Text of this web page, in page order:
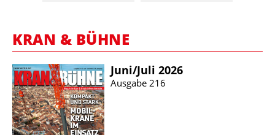
KRAN & BÜHNE
Juni/​Juli 2026
Ausgabe 216